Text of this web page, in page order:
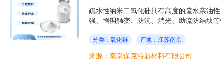
疏水性纳米二氧化硅具有高度的疏水亲油
强、增稠触变、防沉、消光、助流防结块
分类：氧化硅 产地：江苏南京
来源：南京保克特新材料有限公司